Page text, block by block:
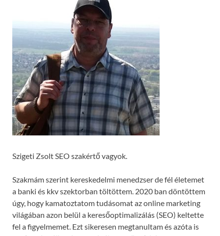
Szigeti Zsolt SEO szakértő vagyok.
Szakmám szerint kereskedelmi menedzser de fél életemet
a banki és kkv szektorban töltöttem. 2020 ban döntöttem
úgy, hogy kamatoztatom tudásomat az online marketing
világában azon belül a keresőoptimalizálás (SEO) keltette
fel a figyelmemet. Ezt sikeresen megtanultam és azóta is